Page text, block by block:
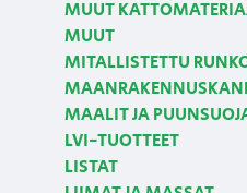
MUUT
MUUT
MITALLISTETTU
MAALIT JA
LVI-TUOTTEET
LISTAT